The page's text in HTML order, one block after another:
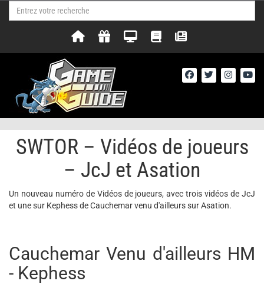
SWTOR – Vidéos de joueurs
– JcJ et Asation
Un nouveau numéro de Vidéos de joueurs, avec trois vidéos de JcJ
et une sur Kephess de Cauchemar venu d'ailleurs sur Asation.
Cauchemar Venu d'ailleurs HM
- Kephess